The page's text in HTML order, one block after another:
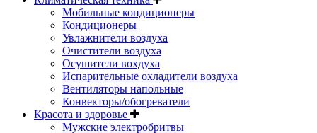
Мобильные кондиционеры
Кондиционеры
Увлажнители воздуха
Очистители воздуха
Осушители вохдуха
Испарительные охладители воздуха
Вентиляторы напольные
Конвекторы/обогреватели
Красота и здоровье
Мужские электробритвы